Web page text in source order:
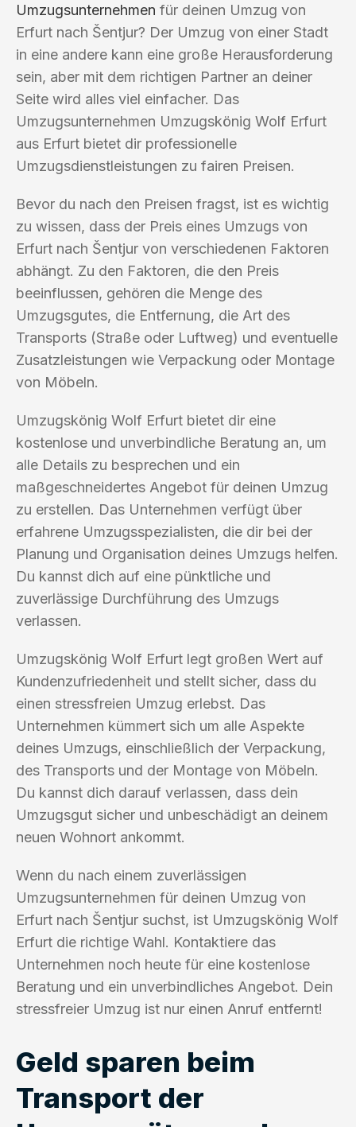
Umzugsunternehmen für deinen Umzug von
Erfurt nach Šentjur? Der Umzug von einer Stadt
in eine andere kann eine große Herausforderung
sein, aber mit dem richtigen Partner an deiner
Seite wird alles viel einfacher. Das
Umzugsunternehmen Umzugskönig Wolf Erfurt
aus Erfurt bietet dir professionelle
Umzugsdienstleistungen zu fairen Preisen.
Bevor du nach den Preisen fragst, ist es wichtig
zu wissen, dass der Preis eines Umzugs von
Erfurt nach Šentjur von verschiedenen Faktoren
abhängt. Zu den Faktoren, die den Preis
beeinflussen, gehören die Menge des
Umzugsgutes, die Entfernung, die Art des
Transports (Straße oder Luftweg) und eventuelle
Zusatzleistungen wie Verpackung oder Montage
von Möbeln.
Umzugskönig Wolf Erfurt bietet dir eine
kostenlose und unverbindliche Beratung an, um
alle Details zu besprechen und ein
maßgeschneidertes Angebot für deinen Umzug
zu erstellen. Das Unternehmen verfügt über
erfahrene Umzugsspezialisten, die dir bei der
Planung und Organisation deines Umzugs helfen.
Du kannst dich auf eine pünktliche und
zuverlässige Durchführung des Umzugs
verlassen.
Umzugskönig Wolf Erfurt legt großen Wert auf
Kundenzufriedenheit und stellt sicher, dass du
einen stressfreien Umzug erlebst. Das
Unternehmen kümmert sich um alle Aspekte
deines Umzugs, einschließlich der Verpackung,
des Transports und der Montage von Möbeln.
Du kannst dich darauf verlassen, dass dein
Umzugsgut sicher und unbeschädigt an deinem
neuen Wohnort ankommt.
Wenn du nach einem zuverlässigen
Umzugsunternehmen für deinen Umzug von
Erfurt nach Šentjur suchst, ist Umzugskönig Wolf
Erfurt die richtige Wahl. Kontaktiere das
Unternehmen noch heute für eine kostenlose
Beratung und ein unverbindliches Angebot. Dein
stressfreier Umzug ist nur einen Anruf entfernt!
Geld sparen beim
Transport der